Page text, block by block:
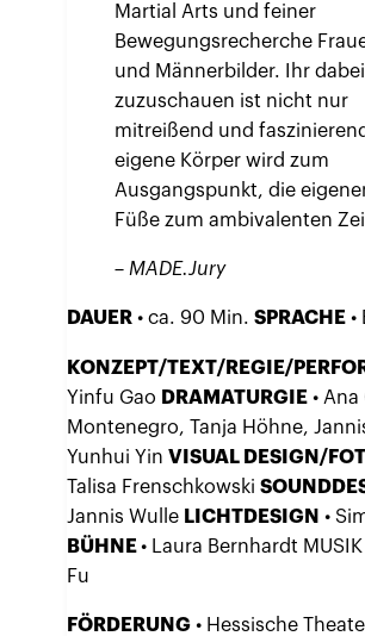
Martial Arts und feiner
Bewegungsrecherche
und Männerbilder. Ihr dabei
zuzuschauen ist nicht nur
mitreißend und
eigene Körper wird zum
Ausgangspunkt, die
Füße zum ambivalenten
– MADE.Jury
DAUER • ca. 90 Min. SPRACHE •
KONZEPT/TEXT/REGIE/
Yinfu Gao DRAMATURGIE • Ana
Montenegro, Tanja Höhne,
Yunhui Yin VISUAL DESIGN/
Talisa Frenschkowski
Jannis Wulle LICHTDESIGN •
BÜHNE • Laura Bernhardt
Fu
FÖRDERUNG • Hessische